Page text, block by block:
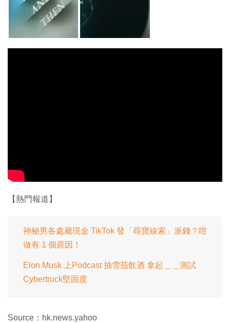
【熱門報道】
神秘男各處藏現金 TikTok 發「尋寶線索」派錢？咁
做有 1 個原因！
Elon Musk 上Podcast 抽雪茄飲酒 拿起＿＿測試
Cybertruck堅固度
Source：hk.news.yahoo